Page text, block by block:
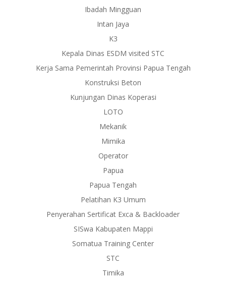
Ibadah Mingguan
Intan Jaya
K3
Kepala Dinas ESDM visited STC
Kerja Sama Pemerintah Provinsi Papua Tengah
Konstruksi Beton
Kunjungan Dinas Koperasi
LOTO
Mekanik
Mimika
Operator
Papua
Papua Tengah
Pelatihan K3 Umum
Penyerahan Sertificat Exca & Backloader
SISwa Kabupaten Mappi
Somatua Training Center
STC
Timika